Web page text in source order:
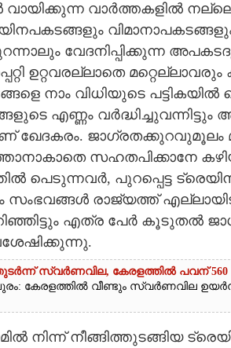
വായിക്കുന്ന വാർത്തകളിൽ
വേദനിപ്പിക്കുന്ന
ഉറ്റവരല്ലാതെ
നാം വിധിയുടെ
എണ്ണം വർദ്ധിച്ചുവന്നിട്ടും
ഖേദകരം.
സഹതപിക്കാനേ
പെടുന്നവർ, പുറപ്പെട്ട
സംഭവങ്ങൾ രാജ്യത്ത്
എത്ര പേർ
സ്വർണവില, കേരളത്തിൽ പവന്
കേരളത്തിൽ വീണ്ടും സ്വർണവില
നിന്ന് നീങ്ങിത്തുടങ്ങിയ